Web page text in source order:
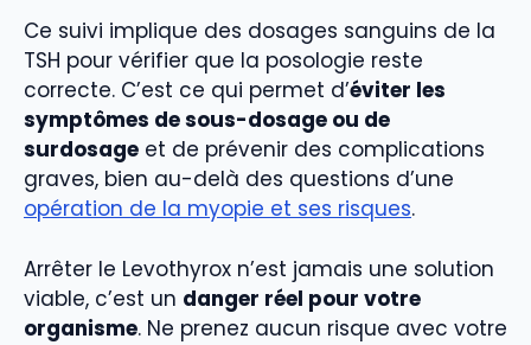
Ce suivi implique des dosages sanguins de la
TSH pour vérifier que la posologie reste
correcte. C’est ce qui permet d’éviter les
symptômes de sous-dosage ou de
surdosage et de prévenir des complications
graves, bien au-delà des questions d’une
opération de la myopie et ses risques.
Arrêter le Levothyrox n’est jamais une solution
viable, c’est un danger réel pour votre
organisme. Ne prenez aucun risque avec votre